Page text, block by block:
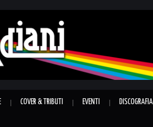
COVER & TRIBUTI EVENTI DISCOGRAFIA